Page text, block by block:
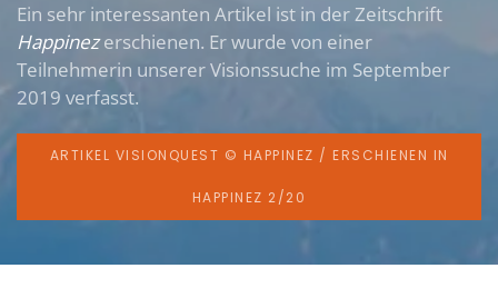
Ein sehr interessanten Artikel ist in der Zeitschrift
Happinezerschienen. Er wurde von einer
Teilnehmerin unserer Visionssuche im September
2019 verfasst.
ARTIKEL VISIONQUEST © HAPPINEZ / ERSCHIENEN IN
HAPPINEZ 2/20